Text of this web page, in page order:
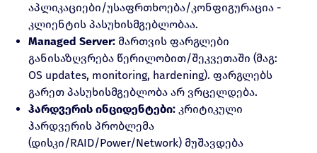
აპლიკაციები/უსაფრთხოება/კონფიგურაცია -
კლიენტის პასუხისმგებლობაა.
Managed Server: მართვის ფარგლები
განისაზღვრება წერილობით/შეკვეთაში (მაგ:
OS updates, monitoring, hardening). ფარგლებს
გარეთ პასუხისმგებლობა არ ვრცელდება.
ჰარდვერის ინციდენტები: კრიტიკული
ჰარდვერის პრობლემა
(დისკი/RAID/Power/Network) მუშავდება